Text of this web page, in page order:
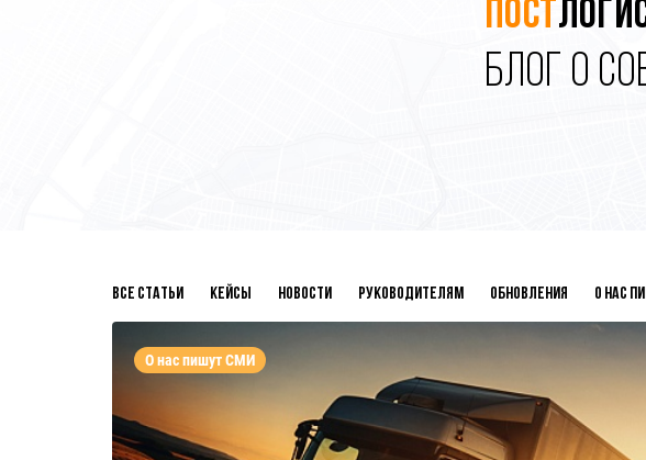
Пост
БЛОГ О
Все статьи Кейсы Новости Руководителям Обновления О нас
О нас пишут СМИ